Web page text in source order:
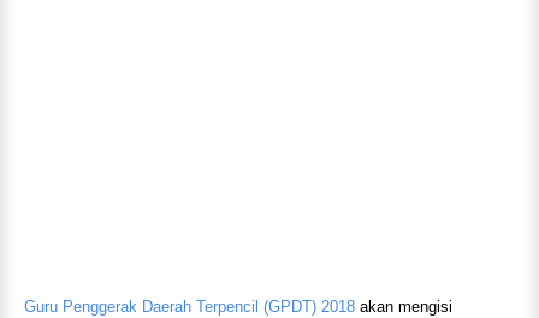
Guru Penggerak Daerah Terpencil (GPDT) 2018 akan mengisi